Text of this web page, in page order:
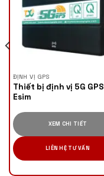
ĐỊNH VỊ GPS
Thiết bị định vị 5G GPS
Esim
XEM CHI TIẾT
LIÊN HỆ TƯ VẤN